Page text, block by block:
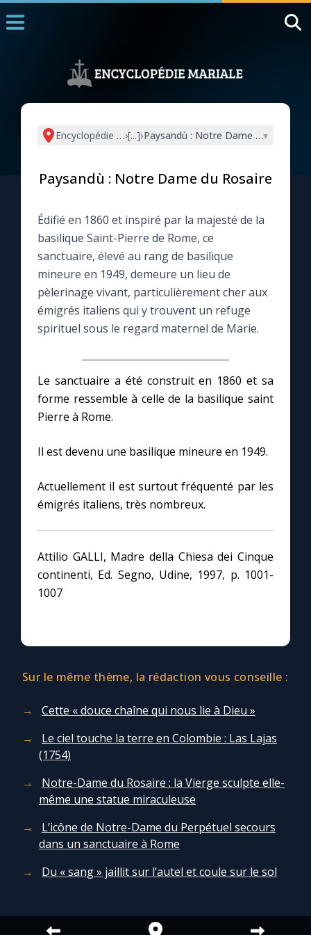
L'actualité de la semaine
La chaîne Youtube
La newsletter
La vidéo de la semaine
Le magazine
Le site internet
Prier au quotidien
L'Évangile chaque jour
Mes intentions de prière
Une Minute avec Marie
Une neuvaine
À la une
Encyclopédie mariale
›[...]›Paysandù : Notre Dame du Rosaire
▾
Paysandù : Notre Dame du Rosaire
Édifié en 1860 et inspiré par la majesté de la
basilique Saint-Pierre de Rome, ce
sanctuaire, élevé au rang de basilique
mineure en 1949, demeure un lieu de
pèlerinage vivant, particulièrement cher aux
émigrés italiens qui y trouvent un refuge
spirituel sous le regard maternel de Marie.
Le sanctuaire a été construit en 1860 et sa
forme ressemble à celle de la basilique saint
Pierre à Rome.
Il est devenu une basilique mineure en 1949.
Actuellement il est surtout fréquenté par les
émigrés italiens, très nombreux.
Attilio GALLI, Madre della Chiesa dei Cinque
continenti, Ed. Segno, Udine, 1997, p. 1001-
1007
Sur le même thème, la rédaction vous conseille :
Cette « douce chaîne qui nous lie à Dieu »
Le ciel touche la terre en Colombie : Las Lajas
(1754)
Notre-Dame du Rosaire : la Vierge sculpte elle-
même une statue miraculeuse
L’icône de Notre-Dame du Perpétuel secours
dans un sanctuaire à Rome
Du « sang » jaillit sur l’autel et coule sur le sol